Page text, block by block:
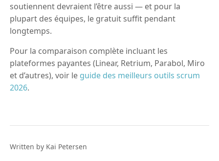
soutiennent devraient l’être aussi — et pour la
plupart des équipes, le gratuit suffit pendant
longtemps.
Pour la comparaison complète incluant les
plateformes payantes (Linear, Retrium, Parabol, Miro
et d’autres), voir le guide des meilleurs outils scrum
2026.
Written by Kai Petersen